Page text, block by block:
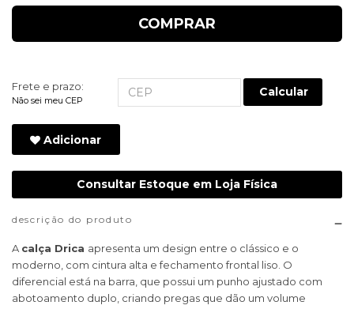
COMPRAR
Frete e prazo:
Não sei meu CEP
Calcular
Adicionar
Consultar Estoque em Loja Física
descrição do produto
A calça Drica apresenta um design entre o clássico e o
moderno, com cintura alta e fechamento frontal liso. O
diferencial está na barra, que possui um punho ajustado com
abotoamento duplo, criando pregas que dão um volume